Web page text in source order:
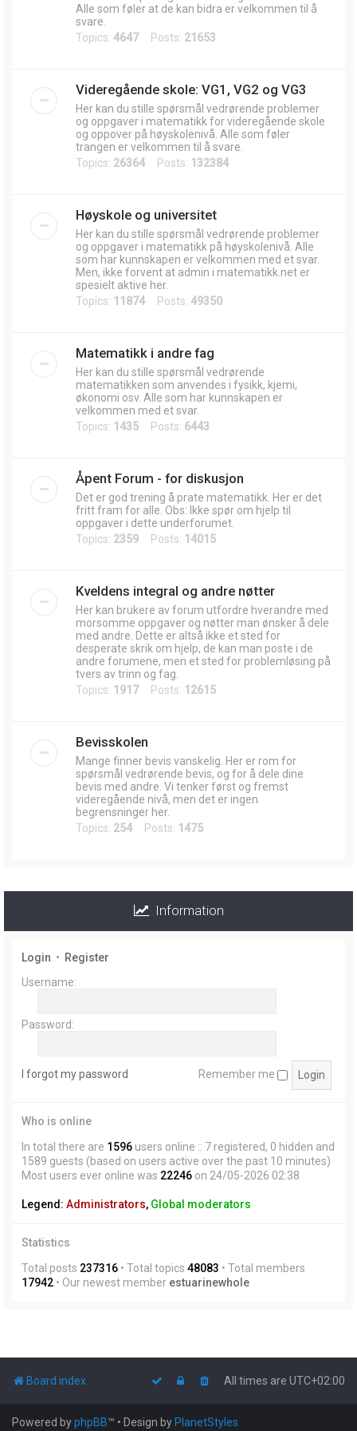
Alle som føler at de kan bidra er velkommen til å
svare.
Topics: 4647Posts: 21653
Videregående skole: VG1, VG2 og VG3
Her kan du stille spørsmål vedrørende problemer
og oppgaver i matematikk for videregående skole
og oppover på høyskolenivå. Alle som føler
trangen er velkommen til å svare.
Topics: 26364 Posts: 132384
Høyskole og universitet
Her kan du stille spørsmål vedrørende problemer
og oppgaver i matematikk på høyskolenivå. Alle
som har kunnskapen er velkommen med et svar.
Men, ikke forvent at admin i matematikk.net er
spesielt aktive her.
Topics: 11874 Posts: 49350
Matematikk i andre fag
Her kan du stille spørsmål vedrørende
matematikken som anvendes i fysikk, kjemi,
økonomi osv. Alle som har kunnskapen er
velkommen med et svar.
Topics: 1435 Posts: 6443
Åpent Forum - for diskusjon
Det er god trening å prate matematikk. Her er det
fritt fram for alle. Obs: Ikke spør om hjelp til
oppgaver i dette underforumet.
Topics: 2359 Posts: 14015
Kveldens integral og andre nøtter
Her kan brukere av forum utfordre hverandre med
morsomme oppgaver og nøtter man ønsker å dele
med andre. Dette er altså ikke et sted for
desperate skrik om hjelp, de kan man poste i de
andre forumene, men et sted for problemløsing på
tvers av trinn og fag.
Topics: 1917Posts: 12615
Bevisskolen
Mange finner bevis vanskelig. Her er rom for
spørsmål vedrørende bevis, og for å dele dine
bevis med andre. Vi tenker først og fremst
videregående nivå, men det er ingen
begrensninger her.
Topics: 254 Posts: 1475
Information
Login • Register
Username:
Password:
I forgot my password Remember me
Who is online
In total there are 1596 users online :: 7 registered, 0 hidden and
1589 guests (based on users active over the past 10 minutes)
Most users ever online was 22246 on 24/05-2026 02:38
Legend: Administrators, Global moderators
Statistics
Total posts 237316 • Total topics 48083 • Total members
17942 • Our newest member estuarinewhole
Board index All times are UTC+02:00
Powered byphpBB™ • Design by PlanetStyles